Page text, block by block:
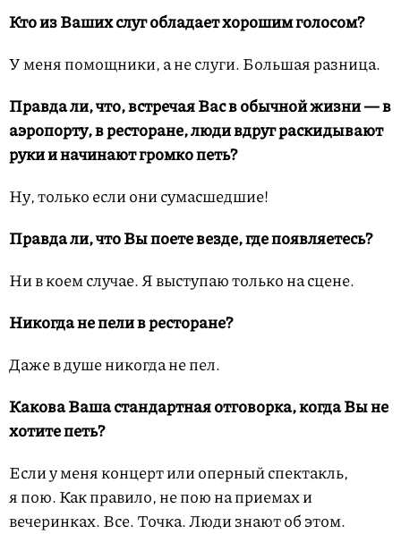
Кто из Ваших слуг обладает хорошим голосом?
У меня помощники, а не слуги. Большая разница.
Правда ли, что, встречая Вас в обычной жизни — в
аэропорту, в ресторане, люди вдруг раскидывают
руки и начинают громко петь?
Ну, только если они сумасшедшие!
Правда ли, что Вы поете везде, где появляетесь?
Ни в коем случае. Я выступаю только на сцене.
Никогда не пели в ресторане?
Даже в душе никогда не пел.
Какова Ваша стандартная отговорка, когда Вы не
хотите петь?
Если у меня концерт или оперный спектакль,
я пою. Как правило, не пою на приемах и
вечеринках. Все. Точка. Люди знают об этом.